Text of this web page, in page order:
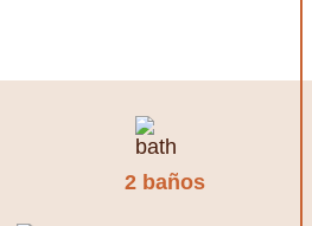
2 baños